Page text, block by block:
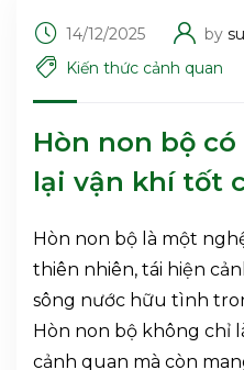
14/12/2025 by
Kiến thức cảnh quan
Hòn non bộ
lại vận khí tốt
Hòn non bộ là một
thiên nhiên, tái hiện
sông nước hữu tình
Hòn non bộ không chỉ
cảnh quan mà còn